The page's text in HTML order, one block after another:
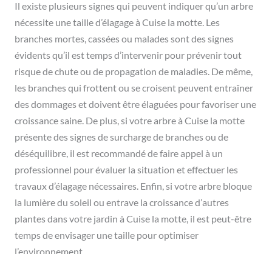
Il existe plusieurs signes qui peuvent indiquer qu’un arbre
nécessite une taille d’élagage à Cuise la motte. Les
branches mortes, cassées ou malades sont des signes
évidents qu’il est temps d’intervenir pour prévenir tout
risque de chute ou de propagation de maladies. De même,
les branches qui frottent ou se croisent peuvent entraîner
des dommages et doivent être élaguées pour favoriser une
croissance saine. De plus, si votre arbre à Cuise la motte
présente des signes de surcharge de branches ou de
déséquilibre, il est recommandé de faire appel à un
professionnel pour évaluer la situation et effectuer les
travaux d’élagage nécessaires. Enfin, si votre arbre bloque
la lumière du soleil ou entrave la croissance d’autres
plantes dans votre jardin à Cuise la motte, il est peut-être
temps de envisager une taille pour optimiser